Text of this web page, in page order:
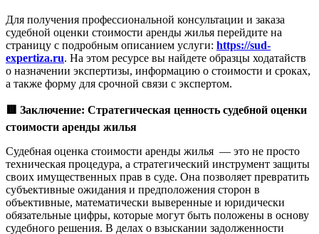
Для получения профессиональной консультации и заказа
судебной оценки стоимости аренды жилья перейдите на
страницу с подробным описанием услуги: https://sud-
expertiza.ru. На этом ресурсе вы найдете образцы ходатайств
о назначении экспертизы, информацию о стоимости и сроках,
а также форму для срочной связи с экспертом.
Заключение: Стратегическая ценность судебной оценки
стоимости аренды жилья
Судебная оценка стоимости аренды жилья — это не просто
техническая процедура, а стратегический инструмент защиты
своих имущественных прав в суде. Она позволяет превратить
субъективные ожидания и предположения сторон в
объективные, математически выверенные и юридически
обязательные цифры, которые могут быть положены в основу
судебного решения. В делах о взыскании задолженности